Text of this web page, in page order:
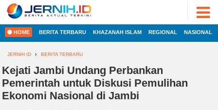
HOME
ADVERTORIAL
FOTO
VIDEO
PESONA
JAMBI
PESONA
INDONESIA
2022
JERNIH.ID
•
Developed
HOME BERITA TERBARU KHAZANAH ISLAM REGIONAL NASIONAL
JERNIH ID BERITA TERBARU
Kejati Jambi Undang Perbankan
Pemerintah untuk Diskusi Pemulihan
Ekonomi Nasional di Jambi